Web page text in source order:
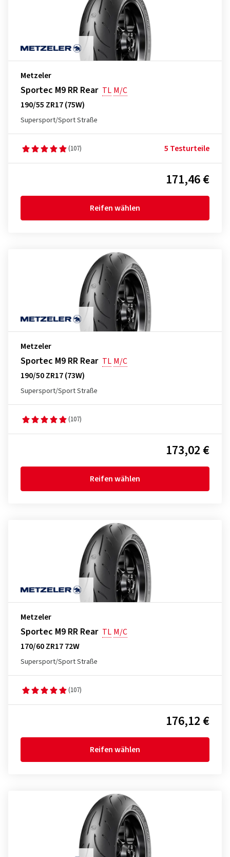
Metzeler
Sportec M9 RR Rear TL M/C
190/55 ZR17 (75W)
Supersport/Sport Straße
(107) 5 Testurteile
171,46 €
Reifen wählen
Metzeler
Sportec M9 RR Rear TL M/C
190/50 ZR17 (73W)
Supersport/Sport Straße
(107)
173,02 €
Reifen wählen
Metzeler
Sportec M9 RR Rear TL M/C
170/60 ZR17 72W
Supersport/Sport Straße
(107)
176,12 €
Reifen wählen